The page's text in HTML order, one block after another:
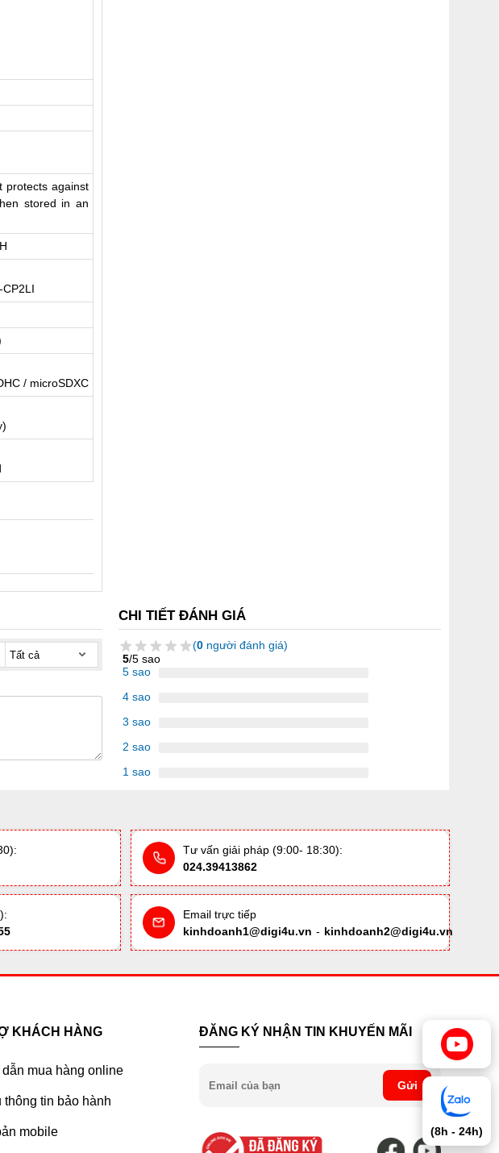
protects against
stored in an
/ microSDXC
CHI TIẾT ĐÁNH GIÁ
(0 người đánh giá)
5/5 sao
5 sao
4 sao
3 sao
2 sao
1 sao
Tư vấn giải pháp (9:00- 18:30):
024.39413862
Email trực tiếp
kinhdoanh1@digi4u.vn - kinhdoanh2@digi4u.vn
KHÁCH HÀNG
mua hàng online
thông tin bảo hành
mobile
ĐĂNG KÝ NHẬN TIN KHUYẾN MÃI
Gửi
(8h - 24h)